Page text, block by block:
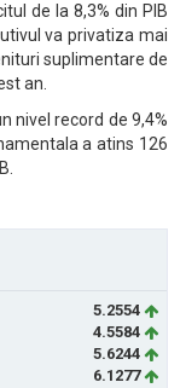
de la 8,3% din PIB
va privatiza mai
suplimentare de
an.
nivel record de 9,4%
a atins 126
5.2554
4.5584
5.6244
6.1277